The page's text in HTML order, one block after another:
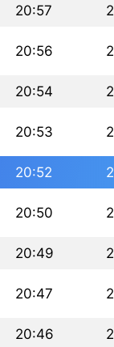
20:57
20:56
20:54
20:53
20:52
20:50
20:49
20:47
20:46